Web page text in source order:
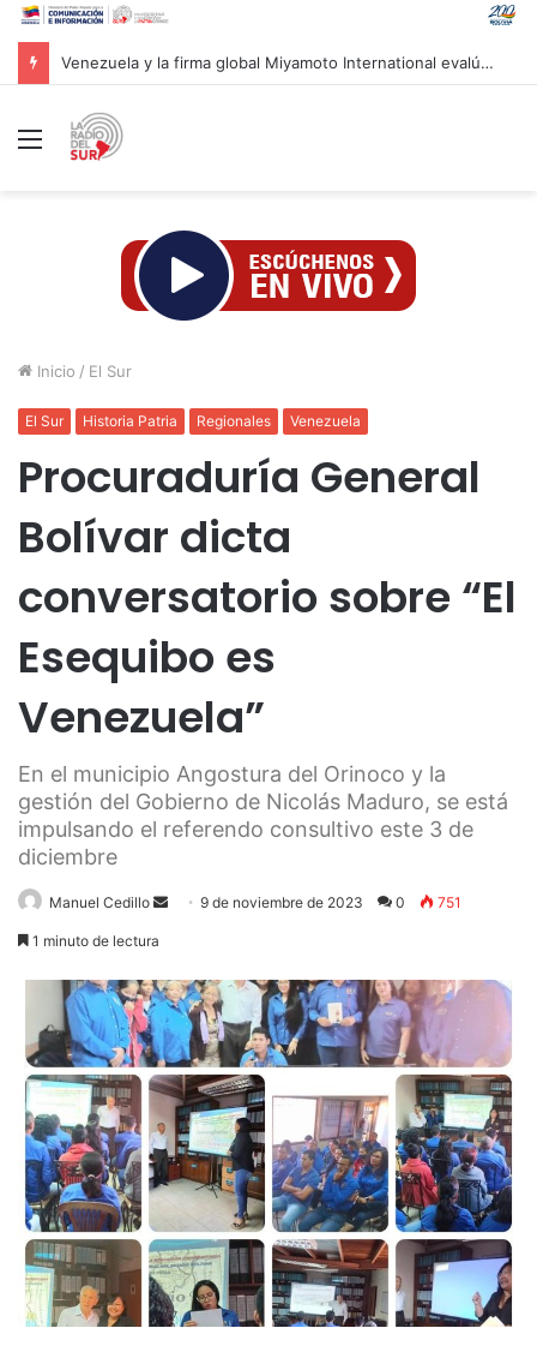
Presidenta Delcy Rodríguez evalúa alianzas de inversión en hidrocarburos con Cámara Africana de Energía
Menú
Inicio / El Sur
El Sur Historia Patria Regionales Venezuela
Procuraduría General
Bolívar dicta
conversatorio sobre “El
Esequibo es
Venezuela”
En el municipio Angostura del Orinoco y la
gestión del Gobierno de Nicolás Maduro, se está
impulsando el referendo consultivo este 3 de
diciembre
Manuel Cedillo
Send9 de noviembre de 2023 0 751
1 minuto de lectura